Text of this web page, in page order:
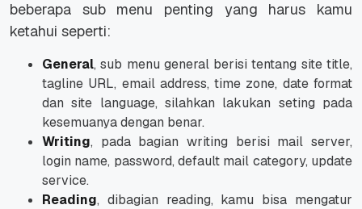
beberapa sub menu penting yang harus kamu
ketahui seperti:
General, sub menu general berisi tentang site title,
tagline URL, email address, time zone, date format
dan site language, silahkan lakukan seting pada
kesemuanya dengan benar.
Writing, pada bagian writing berisi mail server,
login name, password, default mail category, update
service.
Reading, dibagian reading, kamu bisa mengatur